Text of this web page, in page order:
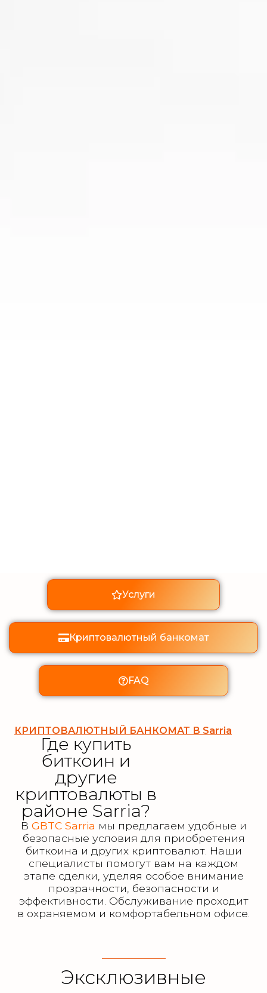
Услуги
Криптовалютный банкомат
FAQ
КРИПТОВАЛЮТНЫЙ БАНКОМАТ В Sarria
Где купить
биткоин и
другие
криптовалюты в
районе Sarria?
В GBTC Sarria мы предлагаем удобные и
безопасные условия для приобретения
биткоина и других криптовалют. Наши
специалисты помогут вам на каждом
этапе сделки, уделяя особое внимание
прозрачности, безопасности и
эффективности. Обслуживание проходит
в охраняемом и комфортабельном офисе.
Эксклюзивные